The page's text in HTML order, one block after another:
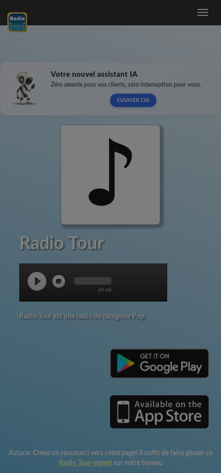
Toggle
Votre nouvel assistant IA
Zéro attente pour vos clients, zéro interruption pour vous.
ESSAYER L'IA
Radio Tour
00:00
Radio Tour est une radio de catégorie Pop
Astuce: Créez un raccourci vers cette page! Il suffit de faire glisser ce
Radio Tour-signet sur votre bureau